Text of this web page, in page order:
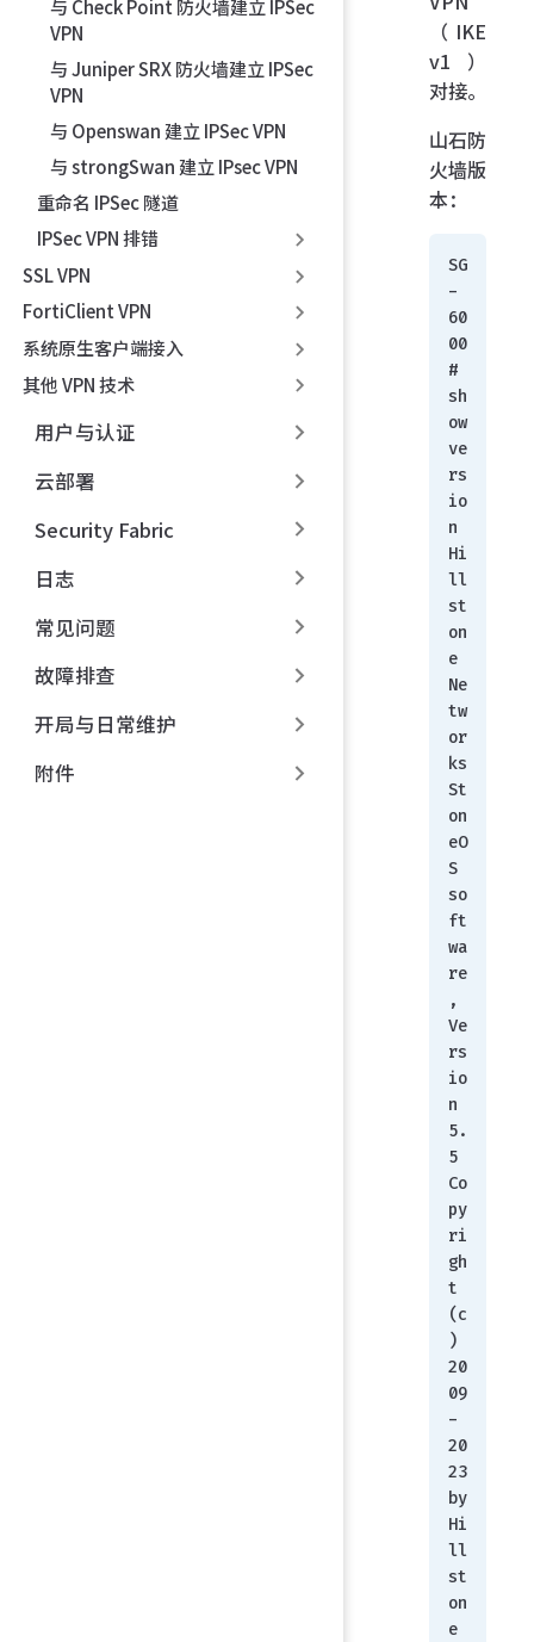
与 Check Point 防火墙建立 IPSec
VPN
与 Juniper SRX 防火墙建立 IPSec
VPN
与 Openswan 建立 IPSec VPN
与 strongSwan 建立 IPsec VPN
重命名 IPSec 隧道
IPSec VPN 排错
SSL VPN
FortiClient VPN
系统原生客户端接入
其他 VPN 技术
用户与认证
云部署
Security Fabric
日志
常见问题
故障排查
开局与日常维护
附件
（IKE
v1）
对接。
山石防
火墙版
本：
SG
-
60
00
#
sh
ow
ve
rs
io
n
Hi
ll
st
on
e
Ne
tw
or
ks
St
on
eO
S
so
ft
wa
re
,
Ve
rs
io
n
5.
5
Co
py
ri
gh
t
(c
)
20
09
-
20
23
by
Hi
ll
st
on
e